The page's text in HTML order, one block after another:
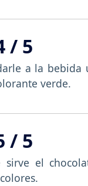
/ 5
a la
verde.
/ 5
sirve el